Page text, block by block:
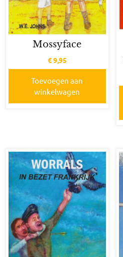
Mossyface
€9,95
Toevoegen aan
winkelwagen